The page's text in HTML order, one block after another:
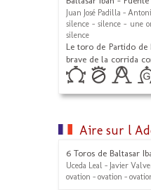
Juan José Padilla -
silence - silence - une
silence
Le toro de Partido
brave de la corrida
Aire sur l
6 Toros de Baltasar
Uceda Leal - Javier
ovation - ovation -